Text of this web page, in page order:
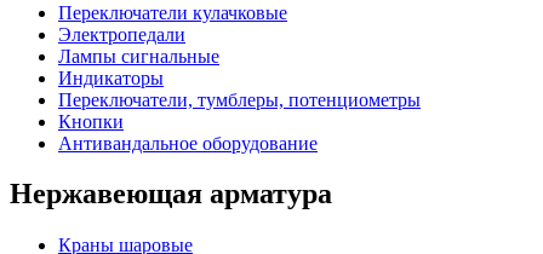
Переключатели кулачковые
Электропедали
Лампы сигнальные
Индикаторы
Переключатели, тумблеры, потенциометры
Кнопки
Антивандальное оборудование
Нержавеющая арматура
Краны шаровые